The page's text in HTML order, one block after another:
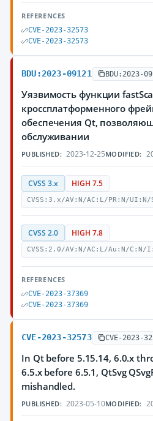
REFERENCES
CVE-2023-32573
CVE-2023-32573
BDU:2023-09121 BDU:2023-
Уязвимость функции
кроссплатформенного
обеспечения Qt,
обслуживании
PUBLISHED: 2023-12-25MODIFIED:
CVSS 3.x HIGH 7.5
CVSS:3.x/AV:N/AC:L/PR:N/
CVSS 2.0 HIGH 7.8
CVSS:2.0/AV:N/AC:L/Au:N/C:N/
REFERENCES
CVE-2023-37369
CVE-2023-37369
CVE-2023-32573 CVE-2023-
In Qt before 5.15.14, 6.0.x
6.5.x before 6.5.1, QtSvg
mishandled.
PUBLISHED: 2023-05-10MODIFIED: